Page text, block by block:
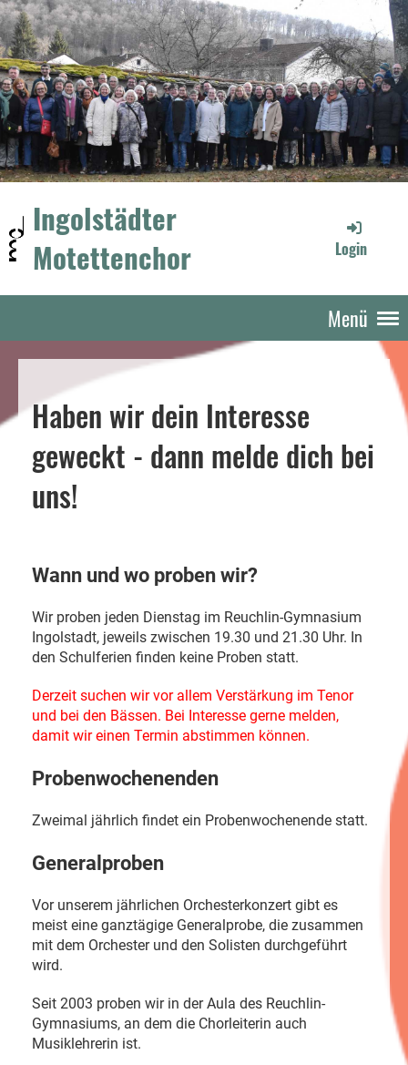
Ingolstädter
Motettenchor
Login
Menü
Haben wir dein Interesse
geweckt - dann melde dich bei
uns!
Wann und wo proben wir?
Wir proben jeden Dienstag im Reuchlin-Gymnasium
Ingolstadt, jeweils zwischen 19.30 und 21.30 Uhr. In
den Schulferien finden keine Proben statt.
Derzeit suchen wir vor allem Verstärkung im Tenor
und bei den Bässen. Bei Interesse gerne melden,
damit wir einen Termin abstimmen können.
Probenwochenenden
Zweimal jährlich findet ein Probenwochenende statt.
Generalproben
Vor unserem jährlichen Orchesterkonzert gibt es
meist eine ganztägige Generalprobe, die zusammen
mit dem Orchester und den Solisten durchgeführt
wird.
Seit 2003 proben wir in der Aula des Reuchlin-
Gymnasiums, an dem die Chorleiterin auch
Musiklehrerin ist.